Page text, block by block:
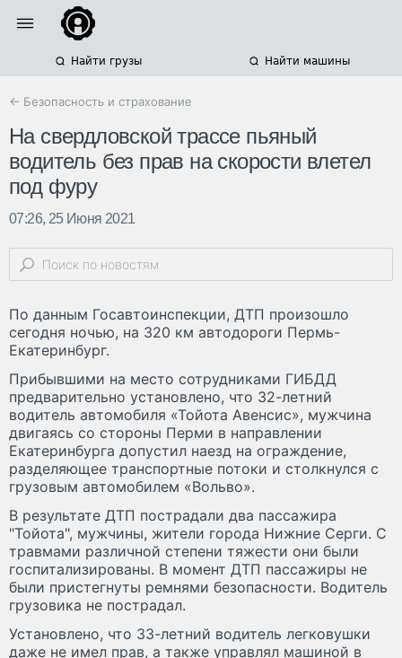
Найти грузы Найти машины
← Безопасность и страхование
На свердловской трассе пьяный
водитель без прав на скорости влетел
под фуру
07:26, 25 Июня 2021
По данным Госавтоинспекции, ДТП произошло
сегодня ночью, на 320 км автодороги Пермь-
Екатеринбург.
Прибывшими на место сотрудниками ГИБДД
предварительно установлено, что 32-летний
водитель автомобиля «Тойота Авенсис», мужчина
двигаясь со стороны Перми в направлении
Екатеринбурга допустил наезд на ограждение,
разделяющее транспортные потоки и столкнулся с
грузовым автомобилем «Вольво».
В результате ДТП пострадали два пассажира
"Тойота", мужчины, жители города Нижние Серги. С
травмами различной степени тяжести они были
госпитализированы. В момент ДТП пассажиры не
были пристегнуты ремнями безопасности. Водитель
грузовика не пострадал.
Установлено, что 33-летний водитель легковушки
даже не имел прав, а также управлял машиной в